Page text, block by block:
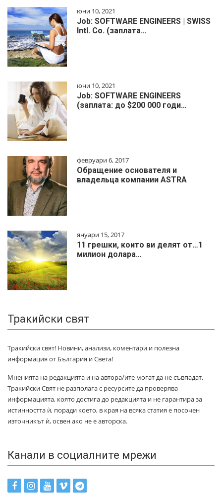
юни 10, 2021
Job: SOFTWARE ENGINEERS | SWISS
Intl. Co. (заплата…
юни 10, 2021
Job: SOFTWARE ENGINEERS
(заплата: до $200 000 годи…
февруари 6, 2017
Обращение основателя и
владельца компании ASTRA
януари 15, 2017
11 грешки, които ви делят от…1
милиoн дoлapa…
Тракийски свят
Тракийски свят! Новини, анализи, коментари и полезна
информация от България и Света!
Мненията на редакцията и на автора/ите могат да не съвпадат.
Тракийски Свят не разполага с ресурсите да проверява
информацията, която достига до редакцията и не гарантира за
истинността ѝ, поради което, в края на всяка статия е посочен
източникът ѝ, освен ако не е авторска.
Канали в социалните мрежи